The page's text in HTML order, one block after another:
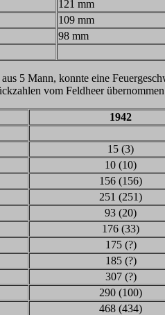
121 mm
109 mm
98 mm
5 Mann, konnte eine
vom Feldheer
1942
15 (3)
10 (10)
156 (156)
251 (251)
93 (20)
176 (33)
175 (?)
185 (?)
307 (?)
290 (100)
468 (434)